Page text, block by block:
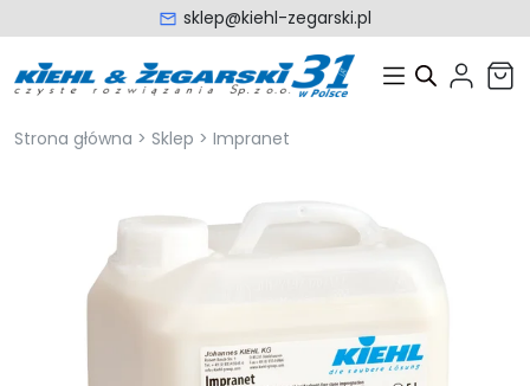
sklep@kiehl-zegarski.pl
Strona główna > Sklep > Impranet